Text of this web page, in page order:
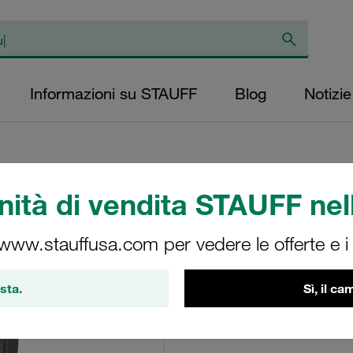
di vendita STAUFF
per vedere le offerte e i
Sì, il
Informazioni su STAUFF Blog Notizie
Elemento
livello di micron:
diametro esterno
(mm): 94
rapporto β >2